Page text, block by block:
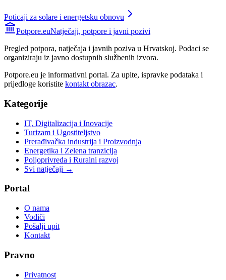
Poticaji za solare i energetsku obnovu
Potpore.euNatječaji, potpore i javni pozivi
Pregled potpora, natječaja i javnih poziva u Hrvatskoj. Podaci se
organiziraju iz javno dostupnih službenih izvora.
Potpore.eu je informativni portal. Za upite, ispravke podataka i
prijedloge koristite kontakt obrazac.
Kategorije
IT, Digitalizacija i Inovacije
Turizam i Ugostiteljstvo
Prerađivačka industrija i Proizvodnja
Energetika i Zelena tranzicija
Poljoprivreda i Ruralni razvoj
Svi natječaji →
Portal
O nama
Vodiči
Pošalji upit
Kontakt
Pravno
Privatnost